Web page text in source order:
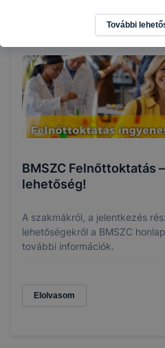
BMSZC Felnőttoktatás
lehetőség!
A szakmákról, a jelentkezés
lehetőségekről a BMSZC
további információk.
Elolvasom
További